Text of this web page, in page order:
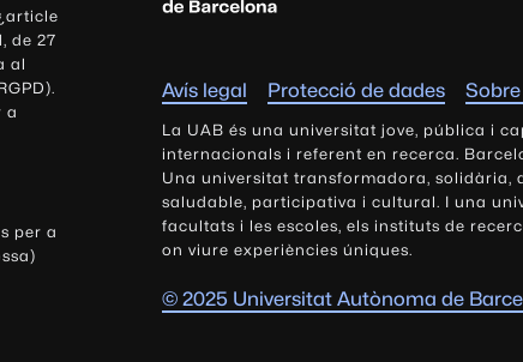
de 27
al
a
per a
s
i
t
a
t
A
u
t
ò
Avís legal Protecció de dades
La UAB és una universitat jove, pública i
internacionals i referent en recerca.
Una universitat transformadora, solidària,
saludable, participativa i cultural. I una
facultats i les escoles, els instituts de
on viure experiències úniques.
© 2025 Universitat Autònoma de